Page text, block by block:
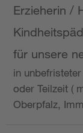
Erzieherin /
für unsere
in
oder Teilzeit (
Oberpfalz,